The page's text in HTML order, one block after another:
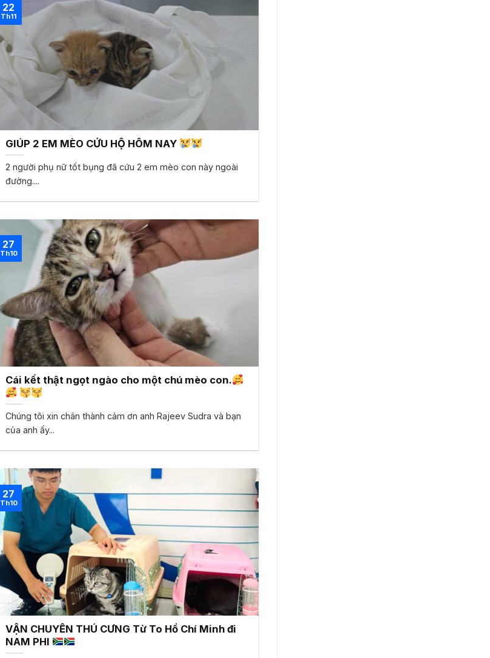
GIÚP 2 EM MÈO CỨU HỘ HÔM NAY
2 người phụ nữ tốt bụng đã cứu 2 em mèo con này ngoài
đường....
22
Th11
Cái kết thật ngọt ngào cho một chú mèo con.
Chúng tôi xin chân thành cảm ơn anh Rajeev Sudra và bạn
của anh ấy...
27
Th10
VẬN CHUYỂN THÚ CƯNG Từ To Hồ Chí Minh đi
NAM PHI
27
Th10